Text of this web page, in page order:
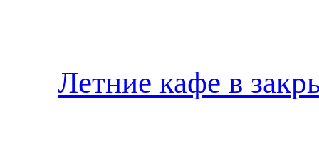
Летние кафе в